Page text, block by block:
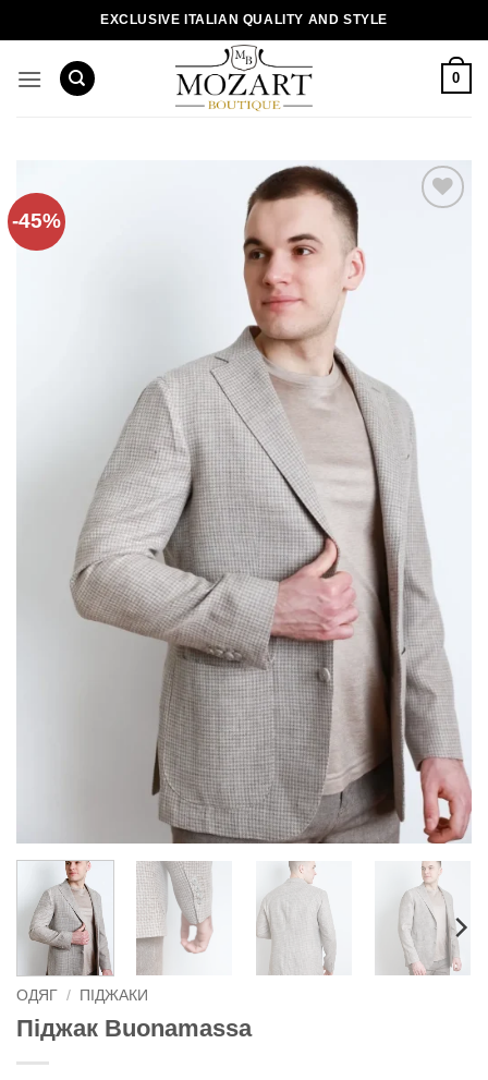
EXCLUSIVE ITALIAN QUALITY AND STYLE
0
-45%
ОДЯГ / ПІДЖАКИ
Піджак Buonamassa